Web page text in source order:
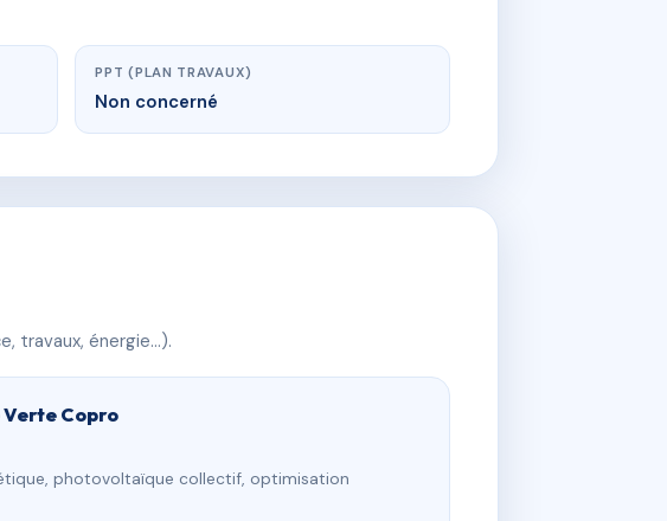
PPT (PLAN TRAVAUX)
Non concerné
travaux, énergie…).
Verte Copro
photovoltaïque collectif, optimisation